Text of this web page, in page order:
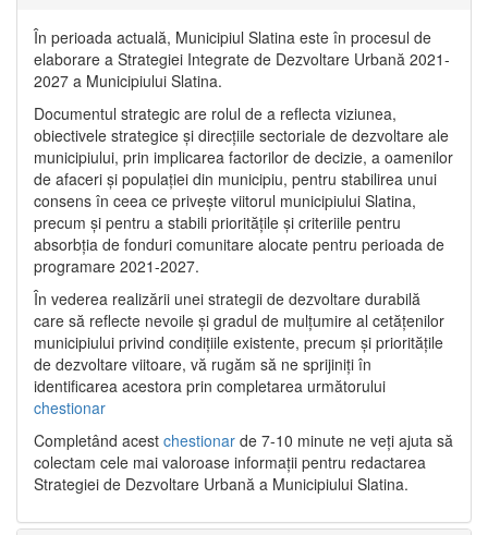
În perioada actuală, Municipiul Slatina este în procesul de
elaborare a Strategiei Integrate de Dezvoltare Urbană 2021‐
2027 a Municipiului Slatina.
Documentul strategic are rolul de a reflecta viziunea,
obiectivele strategice și direcțiile sectoriale de dezvoltare ale
municipiului, prin implicarea factorilor de decizie, a oamenilor
de afaceri și populației din municipiu, pentru stabilirea unui
consens în ceea ce privește viitorul municipiului Slatina,
precum și pentru a stabili prioritățile și criteriile pentru
absorbția de fonduri comunitare alocate pentru perioada de
programare 2021-2027.
În vederea realizării unei strategii de dezvoltare durabilă
care să reflecte nevoile și gradul de mulțumire al cetățenilor
municipiului privind condițiile existente, precum și prioritățile
de dezvoltare viitoare, vă rugăm să ne sprijiniți în
identificarea acestora prin completarea următorului
chestionar
Completând acest chestionar de 7-10 minute ne veți ajuta să
colectam cele mai valoroase informații pentru redactarea
Strategiei de Dezvoltare Urbană a Municipiului Slatina.